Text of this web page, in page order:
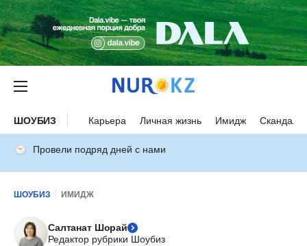
ШОУБИЗ Карьера Личная жизнь Имидж Скандалы
Провели подряд дней с нами
ШОУБИЗ ИМИДЖ
Салтанат Шорай
Редактор рубрики Шоубиз